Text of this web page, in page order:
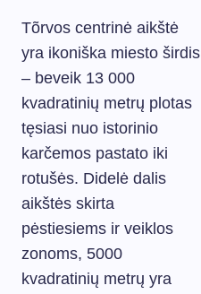
Tõrvos centrinė aikštė
yra ikoniška miesto širdis
– beveik 13 000
kvadratinių metrų plotas
tęsiasi nuo istorinio
karčemos pastato iki
rotušės. Didelė dalis
aikštės skirta
pėstiesiems ir veiklos
zonoms, 5000
kvadratinių metrų yra